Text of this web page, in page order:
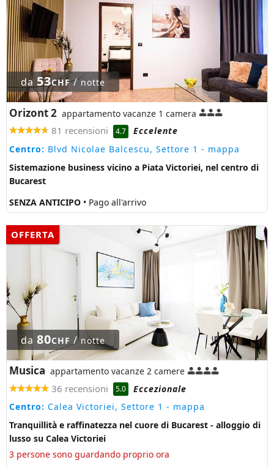
da 53CHF/notte
Orizont 2 appartamento vacanze 1 camera
81 recensioni 4.7
Eccelente
Centro: Blvd Nicolae Balcescu, Settore 1 - mappa
Sistemazione business vicino a Piata Victoriei, nel centro di
Bucarest
SENZA ANTICIPO • Pago all'arrivo
OFFERTA
da 80CHF / notte
Musica appartamento vacanze 2 camere
36 recensioni 5.0
Eccezionale
Centro: Calea Victoriei, Settore 1 - mappa
Tranquillità e raffinatezza nel cuore di Bucarest - alloggio di
lusso su Calea Victoriei
3 persone sono guardando proprio ora